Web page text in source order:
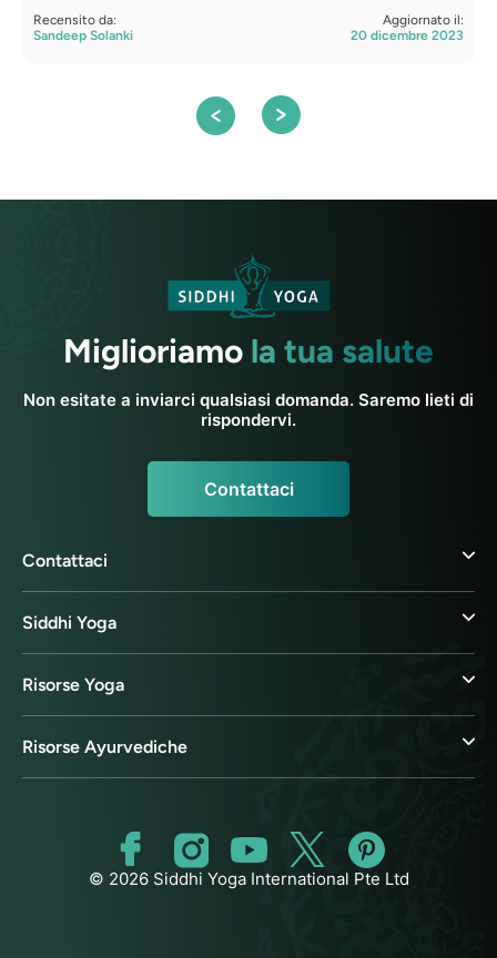
Recensito da:
Sandeep Solanki
Aggiornato il:
20 dicembre 2023
Miglioriamo la tua salute
Non esitate a inviarci qualsiasi domanda. Saremo lieti di
rispondervi.
Contattaci
Contattaci
Siddhi Yoga
Risorse Yoga
Risorse Ayurvediche
© 2026 Siddhi Yoga International Pte Ltd